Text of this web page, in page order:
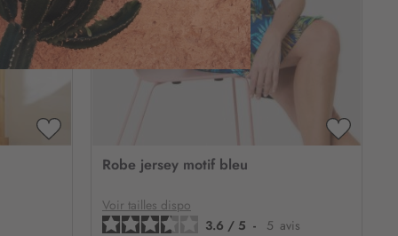
AJOUTER
D’ENVIE
Robe jersey motif bleu
Voir tailles dispo
3.6 / 5 - 5 avis